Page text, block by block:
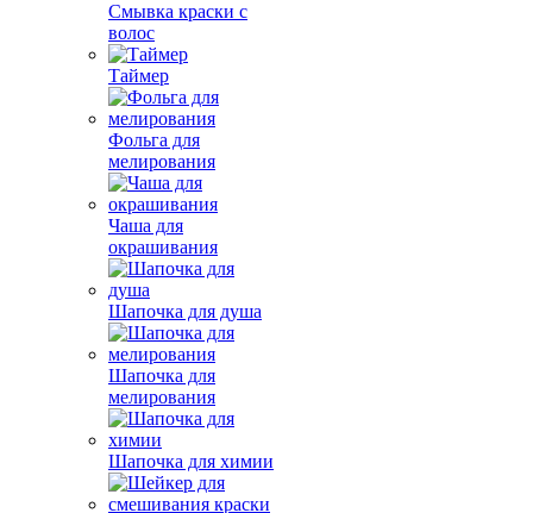
Смывка краски с
волос
Таймер
Фольга для
мелирования
Чаша для
окрашивания
Шапочка для душа
Шапочка для
мелирования
Шапочка для химии